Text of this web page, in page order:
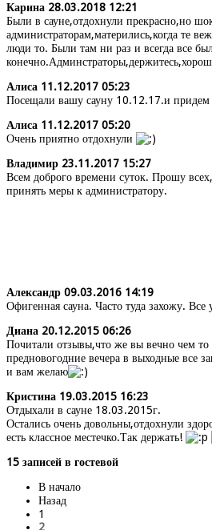
Карина 28.03.2018 12:21
Были в сауне,отдохнули прекрасно,но
администраторам,матерились,когда те
люди то. Были там ни раз и всегда все
Алиса 11.12.2017 05:23
Посещали вашу сауну 10.12.17.и придем
Алиса 11.12.2017 05:20
Очень приятно отдохнули
Владимир 23.11.2017 15:27
Всем доброго времени суток. Прошу
принять меры к администратору.
Александр 09.03.2016 14:19
Офигенная сауна. Часто туда захожу. Все
Диана 20.12.2015 06:26
Почитали отзывы,что же вы вечно чем
предновогодние вечера в выходные все
и вам желаю
Кристина 19.03.2015 16:23
Отдыхали в сауне 18.03.2015г.
Остались очень довольны,отдохнули
есть классное местечко.Так держать!
15 записей в гостевой
В начало
Назад
1
2